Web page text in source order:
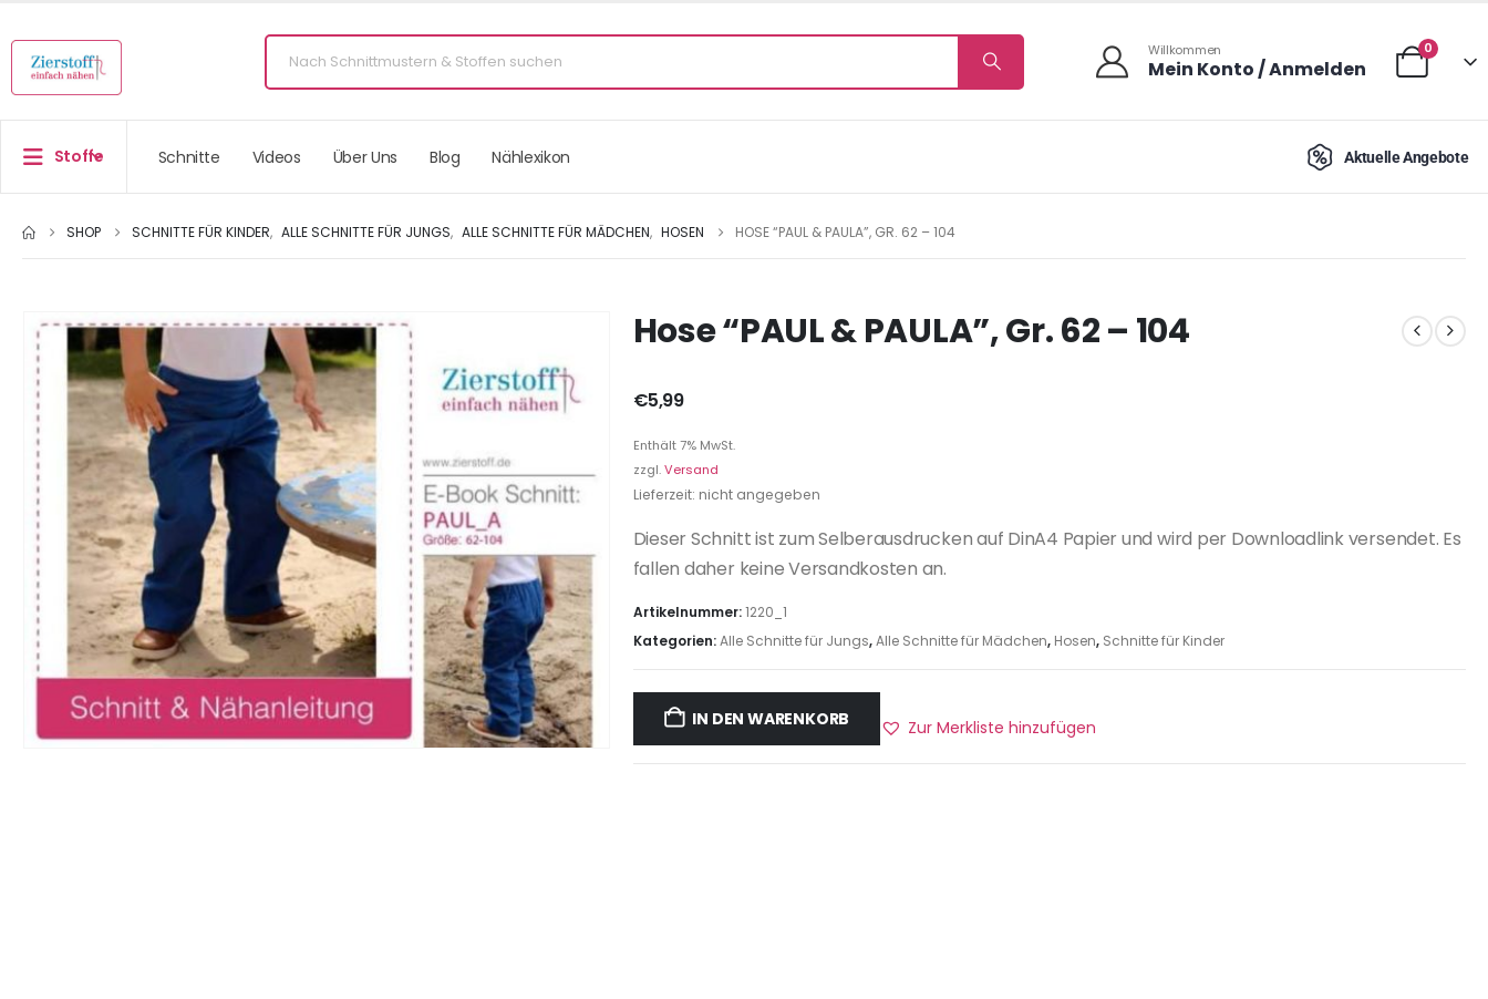
Willkommen
Mein Konto / Anmelden
0
Stoffe Schnitte Videos Über Uns Blog Nählexikon Aktuelle Angebote
SHOP SCHNITTE FÜR KINDER, ALLE SCHNITTE FÜR JUNGS, ALLE SCHNITTE FÜR MÄDCHEN, HOSEN HOSE “PAUL & PAULA”, GR. 62 – 104
Hose “PAUL & PAULA”, Gr. 62 – 104
€5,99
Enthält 7% MwSt.
zzgl.Versand
Lieferzeit: nicht angegeben
Dieser Schnitt ist zum Selberausdrucken auf DinA4 Papier und wird per Downloadlink versendet. Es
fallen daher keine Versandkosten an.
Artikelnummer:1220_1
Kategorien:Alle Schnitte für Jungs,Alle Schnitte für Mädchen, Hosen, Schnitte für Kinder
IN DEN WARENKORB Zur Merkliste hinzufügen